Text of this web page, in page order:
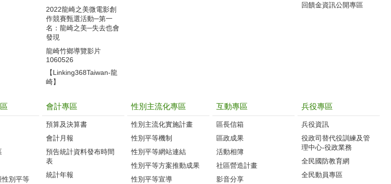
2022龍崎之美微電影創
作競賽甄選活動─第一
名：龍崎之美─失去也會
發現
龍崎竹鄉導覽影片
1060526
【Linking368Taiwan-龍
崎】
回饋金資訊公開專區
性別平等
會計專區
預算及決算書
會計月報
預告統計資料發布時間
表
統計年報
性別主流化專區
性別主流化實施計畫
性別平等機制
性別平等網站連結
性別平等方案推動成果
性別平等宣導
互動專區
區長信箱
區政成果
活動相簿
社區營造計畫
影音分享
兵役專區
兵役資訊
役政司替代役訓練及管
理中心-役政業務
全民國防教育網
全民動員專區